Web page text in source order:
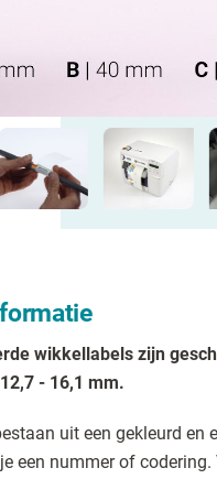
wikkellabels zijn
- 16,1 mm.
uit een gekleurd en
een nummer of